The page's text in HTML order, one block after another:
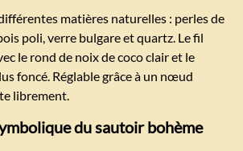
matières naturelles : perles de
poli, verre bulgare et quartz. Le fil
le rond de noix de coco clair et le
foncé. Réglable grâce à un nœud
librement.
du sautoir bohème